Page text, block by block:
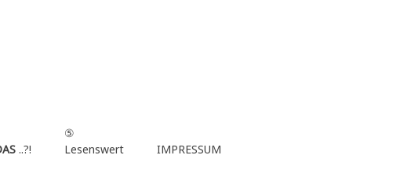
..?!
⑤
Lesenswert
IMPRESSUM